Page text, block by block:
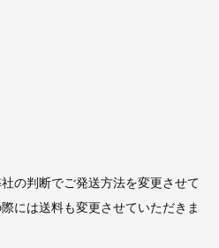
の判断でご発送方法を変更させて
には送料も変更させていただきま